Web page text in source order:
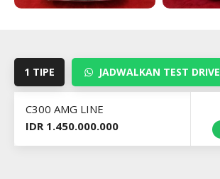
1 TIPE JADWALKAN TEST DRIVE
C300 AMG LINE
IDR 1.450.000.000